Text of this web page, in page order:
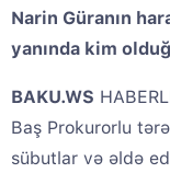
Narin Güranın
yanında kim
BAKU.WS
Baş Prokurorlu
sübutlar və əldə